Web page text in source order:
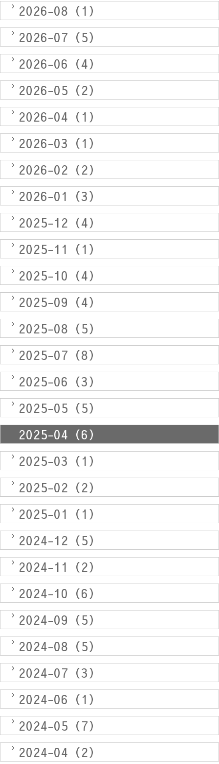
2026-08（1）
2026-07（5）
2026-06（4）
2026-05（2）
2026-04（1）
2026-03（1）
2026-02（2）
2026-01（3）
2025-12（4）
2025-11（1）
2025-10（4）
2025-09（4）
2025-08（5）
2025-07（8）
2025-06（3）
2025-05（5）
2025-04（6）
2025-03（1）
2025-02（2）
2025-01（1）
2024-12（5）
2024-11（2）
2024-10（6）
2024-09（5）
2024-08（5）
2024-07（3）
2024-06（1）
2024-05（7）
2024-04（2）